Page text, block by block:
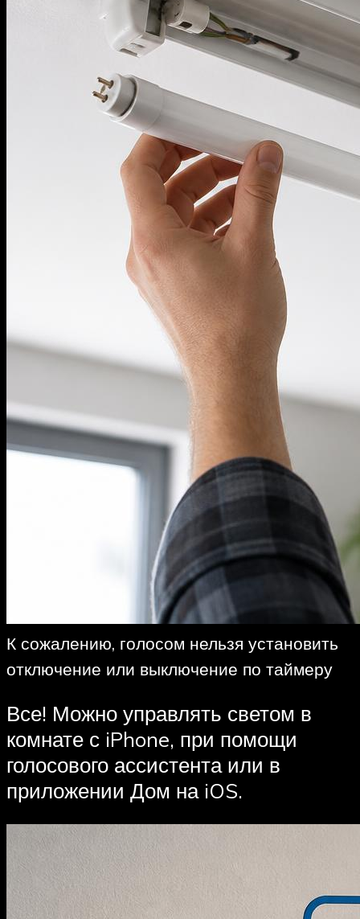
К сожалению, голосом нельзя установить
отключение или выключение по таймеру
Все! Можно управлять светом в
комнате с iPhone, при помощи
голосового ассистента или в
приложении Дом на iOS.